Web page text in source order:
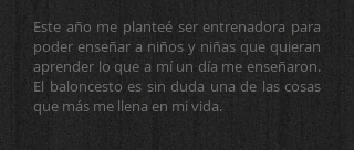
Este año me planteé ser entrenadora para
poder enseñar a niños y niñas que quieran
aprender lo que a mí un día me enseñaron.
El baloncesto es sin duda una de las cosas
que más me llena en mi vida.